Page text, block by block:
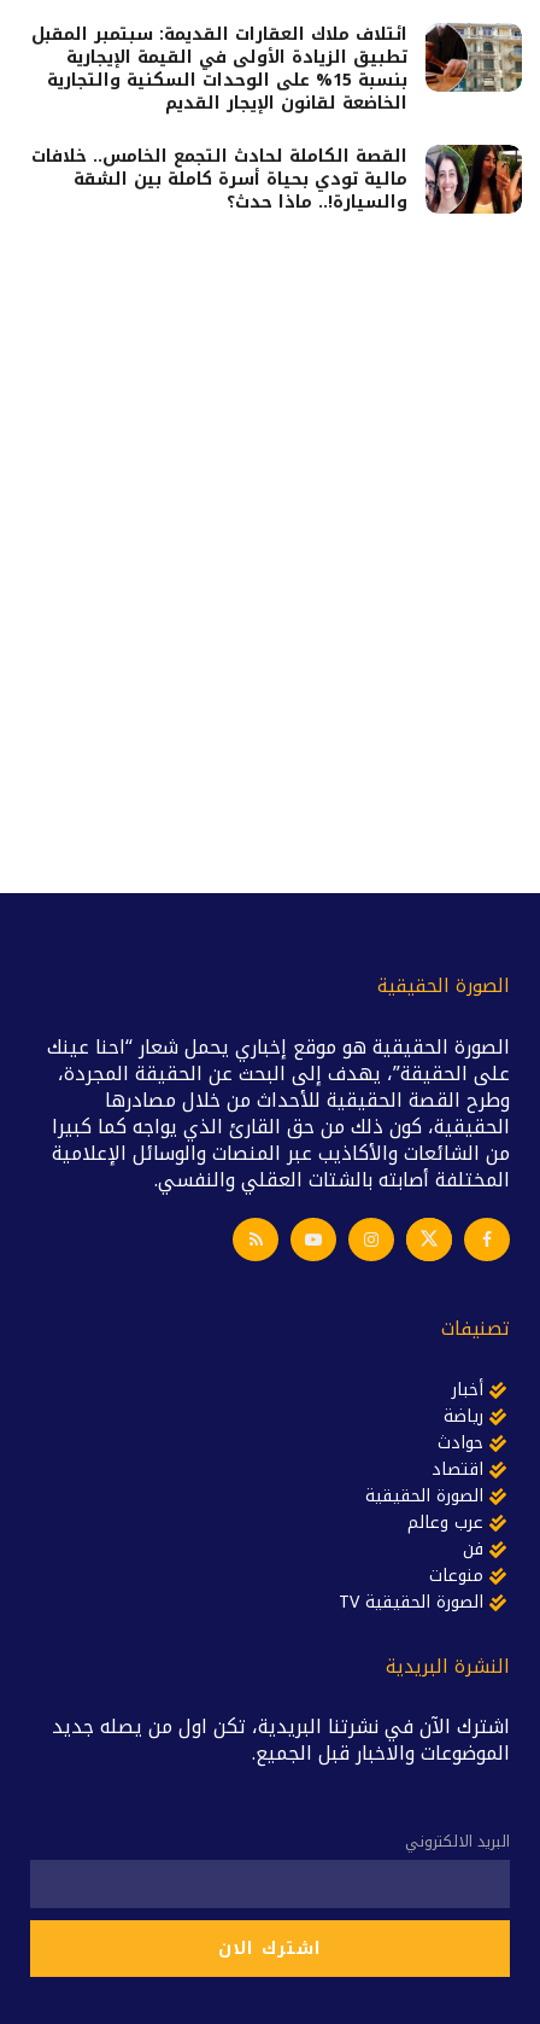
ائتلاف ملاك العقارات القديمة: سبتمبر المقبل
تطبيق الزيادة الأولى في القيمة الإيجارية
بنسبة 15% على الوحدات السكنية والتجارية
الخاضعة لقانون الإيجار القديم
القصة الكاملة لحادث التجمع الخامس.. خلافات
مالية تودي بحياة أسرة كاملة بين الشقة
والسيارة!.. ماذا حدث؟
الصورة الحقيقية
الصورة الحقيقية هو موقع إخباري يحمل شعار “احنا عينك
على الحقيقة”، يهدف إلى البحث عن الحقيقة المجردة،
وطرح القصة الحقيقية للأحداث من خلال مصادرها
الحقيقية، كون ذلك من حق القارئ الذي يواجه كما كبيرا
من الشائعات والأكاذيب عبر المنصات والوسائل الإعلامية
المختلفة أصابته بالشتات العقلي والنفسي.
تصنيفات
أخبار
رياضة
حوادث
اقتصاد
الصورة الحقيقية
عرب وعالم
فن
منوعات
الصورة الحقيقية TV
النشرة البريدية
اشترك الآن في نشرتنا البريدية، تكن اول من يصله جديد
الموضوعات والاخبار قبل الجميع.
البريد الالكتروني